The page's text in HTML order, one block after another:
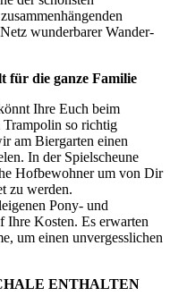
wunderbarer Wander-
für die ganze Familie
Ihre Euch beim
Trampolin so richtig
am Biergarten einen
In der Spielscheune
Hofbewohner um von Dir
zu werden.
Pony- und
Ihre Kosten. Es erwarten
um einen unvergesslichen
ENTHALTEN